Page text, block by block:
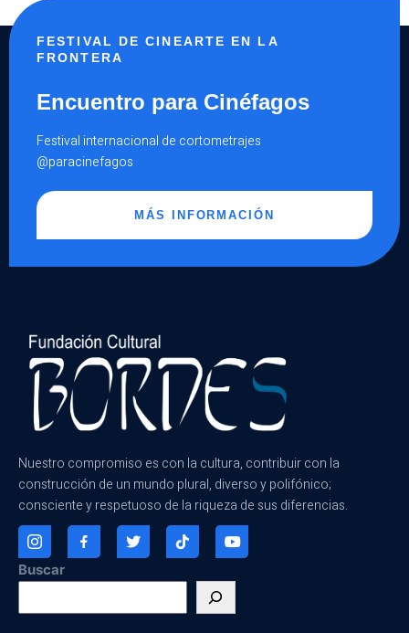
FESTIVAL DE CINEARTE EN LA
FRONTERA
Encuentro para Cinéfagos
Festival internacional de cortometrajes
@paracinefagos
MÁS INFORMACIÓN
Nuestro compromiso es con la cultura, contribuir con la
construcción de un mundo plural, diverso y polifónico;
consciente y respetuoso de la riqueza de sus diferencias.
Buscar